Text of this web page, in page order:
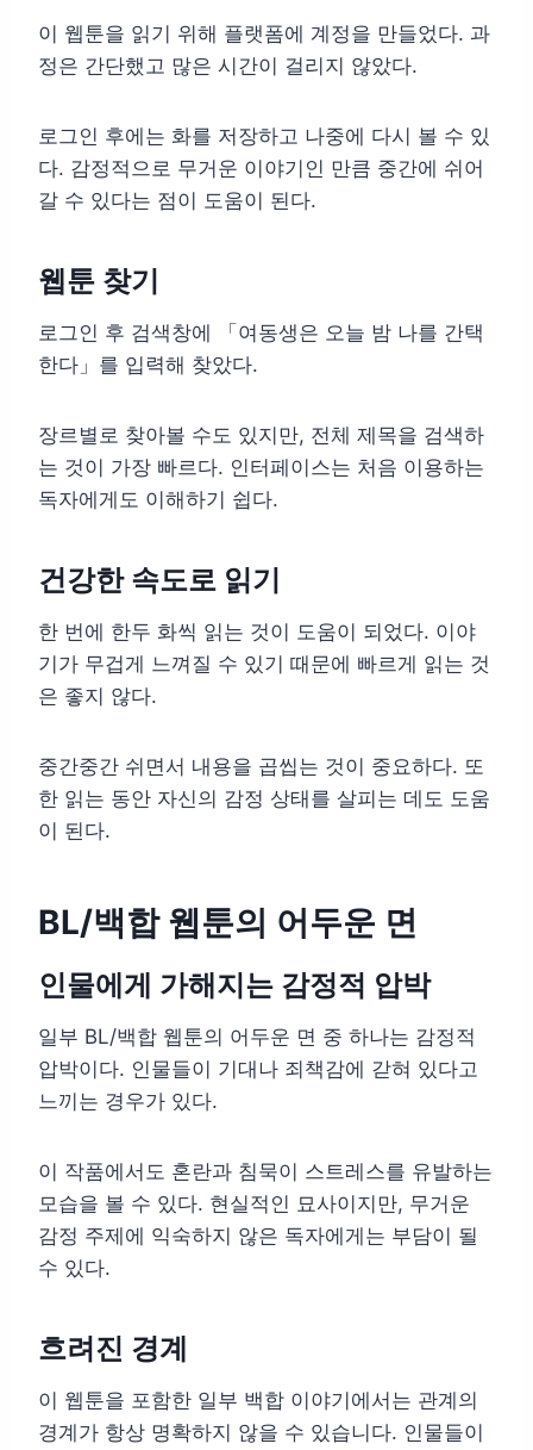
이 웹툰을 읽기 위해 플랫폼에 계정을 만들었다. 과
정은 간단했고 많은 시간이 걸리지 않았다.
로그인 후에는 화를 저장하고 나중에 다시 볼 수 있
다. 감정적으로 무거운 이야기인 만큼 중간에 쉬어
갈 수 있다는 점이 도움이 된다.
웹툰 찾기
로그인 후 검색창에 「여동생은 오늘 밤 나를 간택
한다」를 입력해 찾았다.
장르별로 찾아볼 수도 있지만, 전체 제목을 검색하
는 것이 가장 빠르다. 인터페이스는 처음 이용하는
독자에게도 이해하기 쉽다.
건강한 속도로 읽기
한 번에 한두 화씩 읽는 것이 도움이 되었다. 이야
기가 무겁게 느껴질 수 있기 때문에 빠르게 읽는 것
은 좋지 않다.
중간중간 쉬면서 내용을 곱씹는 것이 중요하다. 또
한 읽는 동안 자신의 감정 상태를 살피는 데도 도움
이 된다.
BL/백합 웹툰의 어두운 면
인물에게 가해지는 감정적 압박
일부 BL/백합 웹툰의 어두운 면 중 하나는 감정적
압박이다. 인물들이 기대나 죄책감에 갇혀 있다고
느끼는 경우가 있다.
이 작품에서도 혼란과 침묵이 스트레스를 유발하는
모습을 볼 수 있다. 현실적인 묘사이지만, 무거운
감정 주제에 익숙하지 않은 독자에게는 부담이 될
수 있다.
흐려진 경계
이 웹툰을 포함한 일부 백합 이야기에서는 관계의
경계가 항상 명확하지 않을 수 있습니다. 인물들이